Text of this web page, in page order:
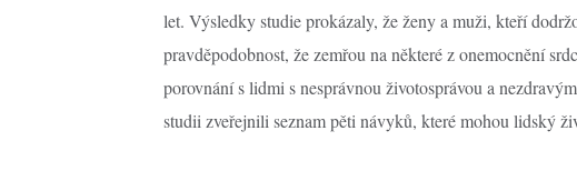
let. Výsledky studie prokázaly, že ženy a muži, kteří
pravděpodobnost, že zemřou na některé z onemocnění
porovnání s lidmi s nesprávnou životosprávou a
studii zveřejnili seznam pěti návyků, které mohou lidský